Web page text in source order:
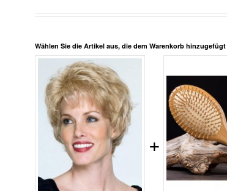
Wählen Sie die Artikel aus, die dem Warenkorb
+